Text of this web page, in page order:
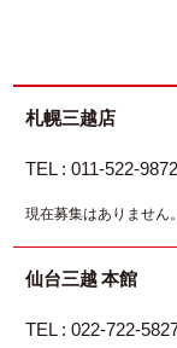
札幌三越店
TEL : 011-522-9872
現在募集はありません。
仙台三越 本館
TEL : 022-722-